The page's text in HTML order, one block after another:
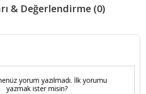
& Değerlendirme (0)
yorum yazılmadı. İlk yorumu
yazmak ister misin?